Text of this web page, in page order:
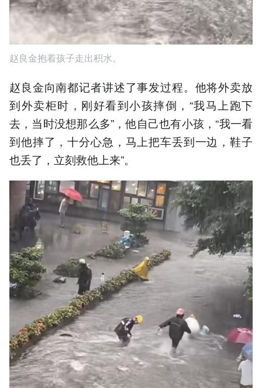
赵良金抱着孩子走出积水。
赵良金向南都记者讲述了事发过程。他将外卖放
到外卖柜时，刚好看到小孩摔倒，“我马上跑下
去，当时没想那么多”，他自己也有小孩，“我一看
到他摔了，十分心急，马上把车丢到一边，鞋子
也丢了，立刻救他上来”。